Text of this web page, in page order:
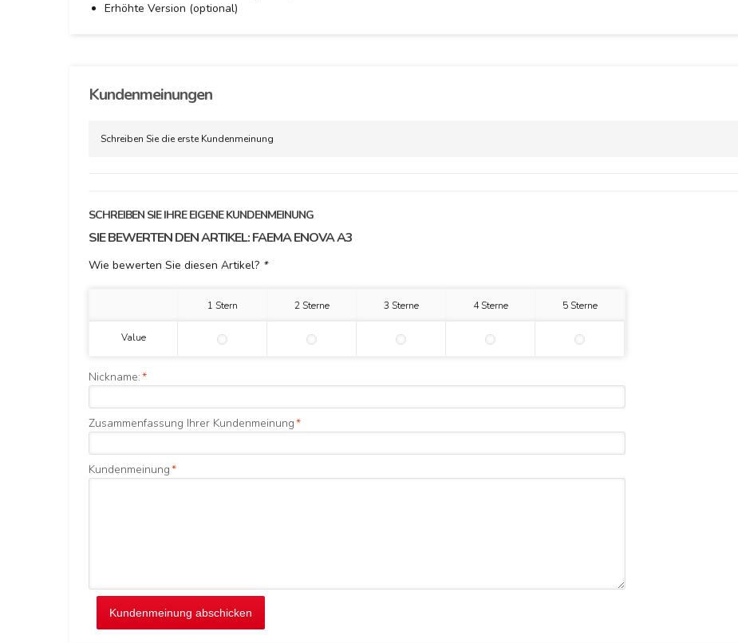
Erhöhte Version (optional)
Kundenmeinungen
Schreiben Sie die erste Kundenmeinung
SCHREIBEN SIE IHRE EIGENE KUNDENMEINUNG
SIE BEWERTEN DEN ARTIKEL:FAEMA ENOVA A3
Wie bewerten Sie diesen Artikel? *
1 Stern 2 Sterne 3 Sterne 4 Sterne 5 Sterne
Value
*
Nickname:
*
Zusammenfassung Ihrer Kundenmeinung
*
Kundenmeinung
Kundenmeinung abschicken